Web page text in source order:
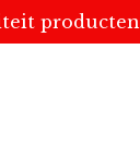
producten